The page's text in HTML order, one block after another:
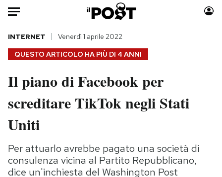
Auto
HOME
Italia
Politica
Tecnologia
Scienza
Cultura
Moda
Consumismi
Media
Europa
QUESTO ARTICOLO HA PIÙ DI 4 ANNI
INTERNET Venerdì 1 aprile 2022
Il piano di Facebook per
screditare TikTok negli Stati
Uniti
Per attuarlo avrebbe pagato una società di
consulenza vicina al Partito Repubblicano,
dice un'inchiesta del Washington Post